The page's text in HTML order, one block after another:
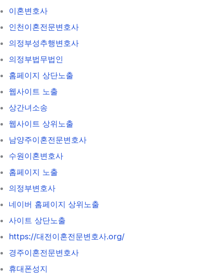
이혼변호사
인천이혼전문변호사
의정부성추행변호사
의정부법무법인
홈페이지 상단노출
웹사이트 노출
상간녀소송
웹사이트 상위노출
남양주이혼전문변호사
수원이혼변호사
홈페이지 노출
의정부변호사
네이버 홈페이지 상위노출
사이트 상단노출
https://대전이혼전문변호사.org/
경주이혼전문변호사
휴대폰성지